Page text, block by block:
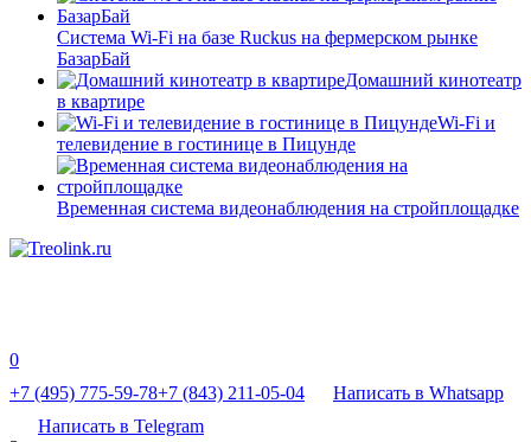
Система Wi-Fi на базе Ruckus на фермерском рынке
БазарБай
Домашний кинотеатр
в квартире
Wi-Fi и
телевидение в гостинице в Пицунде
Временная система видеонаблюдения на стройплощадке
0
+7 (495) 775-59-78+7 (843) 211-05-04
Написать в Whatsapp
Написать в Telegram